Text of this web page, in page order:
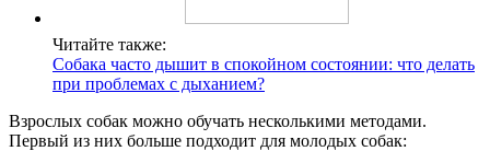
Читайте также:
Собака часто дышит в спокойном состоянии: что делать
при проблемах с дыханием?
Взрослых собак можно обучать несколькими методами.
Первый из них больше подходит для молодых собак: